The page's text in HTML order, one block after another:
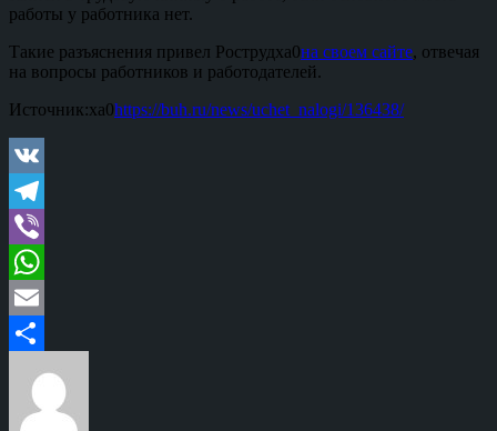
работы у работника нет.
Такие разъяснения привел Рострудxa0на своем сайте, отвечая
на вопросы работников и работодателей.
Источник:xa0https://buh.ru/news/uchet_nalogi/136438/
VK
Telegram
Viber
WhatsApp
Email